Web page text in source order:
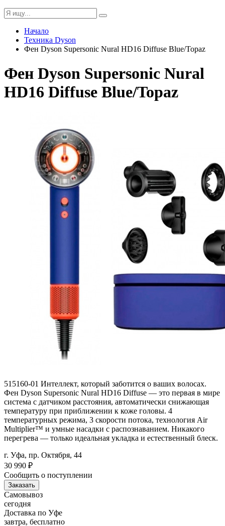
Начало
Техника Dyson
Фен Dyson Supersonic Nural HD16 Diffuse Blue/Topaz
Фен Dyson Supersonic Nural
HD16 Diffuse Blue/Topaz
515160-01 Интеллект, который заботится о ваших волосах.
Фен Dyson Supersonic Nural HD16 Diffuse — это первая в мире
система с датчиком расстояния, автоматически снижающая
температуру при приближении к коже головы. 4
температурных режима, 3 скорости потока, технология Air
Multiplier™ и умные насадки с распознаванием. Никакого
перегрева — только идеальная укладка и естественный блеск.
г. Уфа, пр. Октября, 44
30 990 ₽
Сообщить о поступлении
Заказать
Самовывоз
сегодня
Доставка по Уфе
завтра, бесплатно